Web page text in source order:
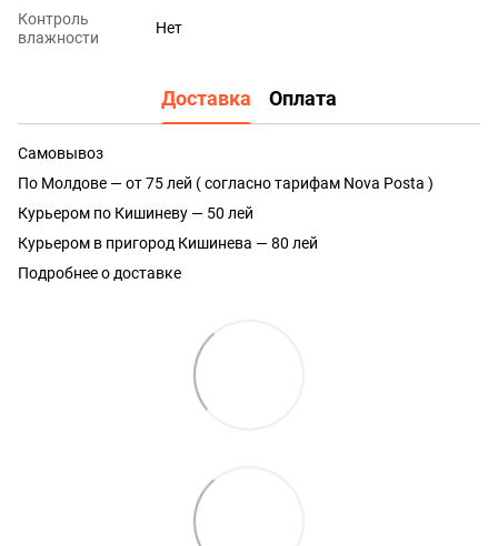
Контроль
влажности
Нет
Доставка Оплата
Самовывоз
По Молдове — от 75 лей ( согласно тарифам Nova Posta )
Курьером по Кишиневу — 50 лей
Курьером в пригород Кишинева — 80 лей
Подробнее о доставке